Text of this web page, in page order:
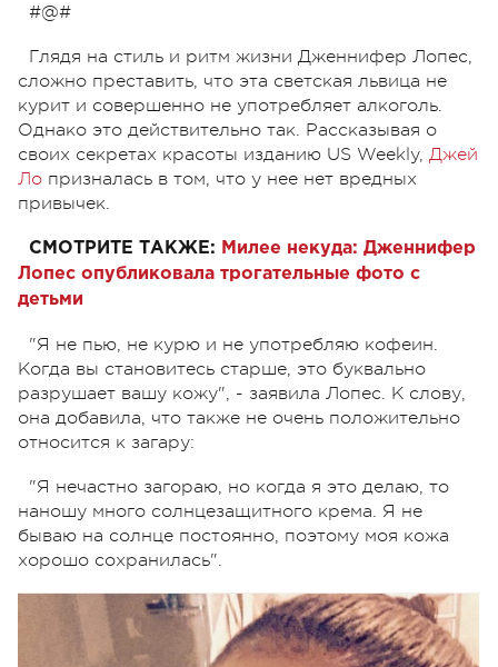
#@#
Глядя на стиль и ритм жизни Дженнифер Лопес,
сложно преставить, что эта светская львица не
курит и совершенно не употребляет алкоголь.
Однако это действительно так. Рассказывая о
своих секретах красоты изданию US Weekly, Джей
Ло призналась в том, что у нее нет вредных
привычек.
СМОТРИТЕ ТАКЖЕ: Милее некуда: Дженнифер
Лопес опубликовала трогательные фото с
детьми
"Я не пью, не курю и не употребляю кофеин.
Когда вы становитесь старше, это буквально
разрушает вашу кожу", - заявила Лопес. К слову,
она добавила, что также не очень положительно
относится к загару:
"Я нечастно загораю, но когда я это делаю, то
наношу много солнцезащитного крема. Я не
бываю на солнце постоянно, поэтому моя кожа
хорошо сохранилась".